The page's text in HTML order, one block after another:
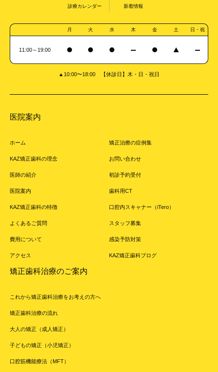
診療カレンダー 新着情報
月 火 水 木 金 土 日・祝
11:00～19:00
▲10:00〜18:00 【休診日】木・日・祝日
医院案内
ホーム
KAZ矯正歯科の理念
医師の紹介
医院案内
KAZ矯正歯科の特徴
よくあるご質問
費用について
アクセス
矯正治療の症例集
お問い合わせ
初診予約受付
歯科用CT
口腔内スキャナー（iTero）
スタッフ募集
感染予防対策
KAZ矯正歯科ブログ
矯正歯科治療のご案内
これから矯正歯科治療をお考えの方へ
矯正歯科治療の流れ
大人の矯正（成人矯正）
子どもの矯正（小児矯正）
口腔筋機能療法（MFT）